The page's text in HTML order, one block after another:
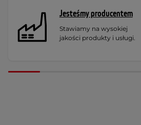
Jesteśmy producentem
Stawiamy na wysokiej
jakości produkty i usługi.